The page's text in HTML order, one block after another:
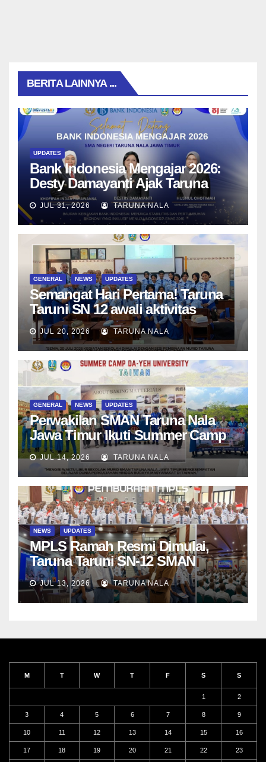
BERITA LAINNYA ...
UPDATES
Bank Indonesia Mengajar 2026:
Desty Damayanti Ajak Taruna
SMAN Taruna Nala Jawa Timur
Menjadi Generasi Pemimpin
Berwawasan Global
JUL 31, 2026 TARUNA NALA
GENERAL NEWS UPDATES
Semangat Hari Pertama! Taruna
Taruni SN 12 awali aktivitas
bersama Wali Kelas dan Tes
Asesmen Diagnostik
JUL 20, 2026 TARUNA NALA
GENERAL NEWS UPDATES
Perwakilan SMAN Taruna Nala
Jawa Timur Ikuti Summer Camp
di Da-Yeh University, Taiwan
JUL 14, 2026 TARUNA NALA
NEWS UPDATES
MPLS Ramah Resmi Dimulai,
Taruna Taruni SN-12 SMAN
Taruna Nala Jawa Timur Siap
Menjalani Tahun Ajaran Baru
JUL 13, 2026 TARUNA NALA
M T W T F S S
1 2
3 4 5 6 7 8 9
10 11 12 13 14 15 16
17 18 19 20 21 22 23